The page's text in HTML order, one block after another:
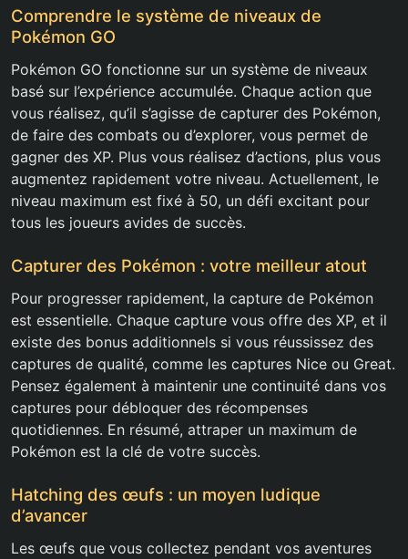
Comprendre le système de niveaux de
Pokémon GO
Pokémon GO fonctionne sur un système de niveaux
basé sur l’expérience accumulée. Chaque action que
vous réalisez, qu’il s’agisse de capturer des Pokémon,
de faire des combats ou d’explorer, vous permet de
gagner des XP. Plus vous réalisez d’actions, plus vous
augmentez rapidement votre niveau. Actuellement, le
niveau maximum est fixé à 50, un défi excitant pour
tous les joueurs avides de succès.
Capturer des Pokémon : votre meilleur atout
Pour progresser rapidement, la capture de Pokémon
est essentielle. Chaque capture vous offre des XP, et il
existe des bonus additionnels si vous réussissez des
captures de qualité, comme les captures Nice ou Great.
Pensez également à maintenir une continuité dans vos
captures pour débloquer des récompenses
quotidiennes. En résumé, attraper un maximum de
Pokémon est la clé de votre succès.
Hatching des œufs : un moyen ludique
d’avancer
Les œufs que vous collectez pendant vos aventures